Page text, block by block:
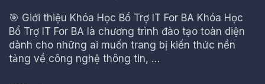
🎯 Giới thiệu Khóa Học Bổ Trợ IT For BA Khóa Học
Bổ Trợ IT For BA là chương trình đào tạo toàn diện
dành cho những ai muốn trang bị kiến thức nền
tảng về công nghệ thông tin, …